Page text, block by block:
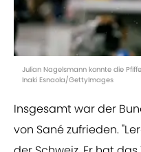
Julian Nagelsmann konnte die
Inaki Esnaola/GettyImages
Insgesamt war der
von Sané zufrieden.